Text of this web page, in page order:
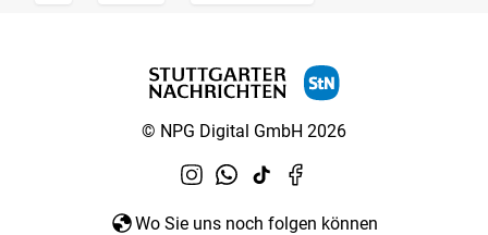
© NPG Digital GmbH 2026
Wo Sie uns noch folgen können